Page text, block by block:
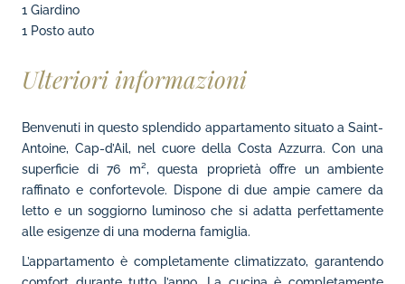
1 Giardino
1 Posto auto
Ulteriori informazioni
Benvenuti in questo splendido appartamento situato a Saint-
Antoine, Cap-d’Ail, nel cuore della Costa Azzurra. Con una
superficie di 76 m², questa proprietà offre un ambiente
raffinato e confortevole. Dispone di due ampie camere da
letto e un soggiorno luminoso che si adatta perfettamente
alle esigenze di una moderna famiglia.
L’appartamento è completamente climatizzato, garantendo